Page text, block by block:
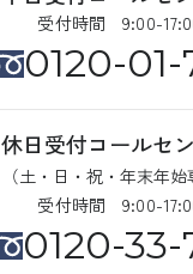
受付時間 9:00-
0120-01-
休日受付コールセ
（土・日・祝・年末年始
受付時間 9:00-
0120-33-